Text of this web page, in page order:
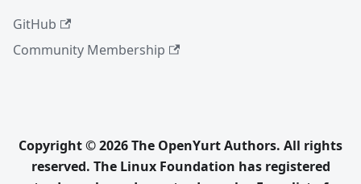
GitHub
Community Membership
Copyright © 2026 The OpenYurt Authors. All rights
reserved. The Linux Foundation has registered